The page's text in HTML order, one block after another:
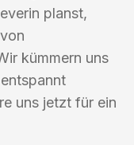
planst,
kümmern uns
uns jetzt für ein